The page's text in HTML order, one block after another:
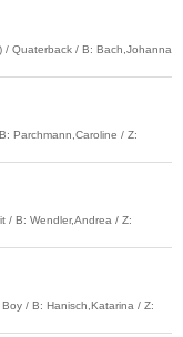
/ Quaterback / B: Bach,Johanna
Parchmann,Caroline / Z:
/ B: Wendler,Andrea / Z:
/ B: Hanisch,Katarina / Z: